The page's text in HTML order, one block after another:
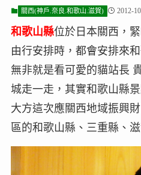
關西(神戶.奈良.和歌山.滋賀) 2012-
和歌山縣位於日本關西，
由行安排時，都會安排來
無非就是看可愛的貓站長
城走一走，其實和歌山縣景
大方這次應關西地域振興
區的和歌山縣、三重縣、滋